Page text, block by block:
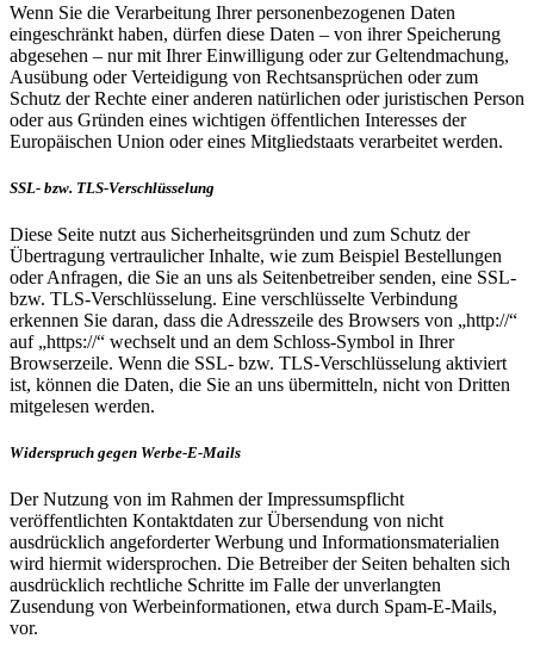
Wenn Sie die Verarbeitung Ihrer personenbezogenen Daten
eingeschränkt haben, dürfen diese Daten – von ihrer Speicherung
abgesehen – nur mit Ihrer Einwilligung oder zur Geltendmachung,
Ausübung oder Verteidigung von Rechtsansprüchen oder zum
Schutz der Rechte einer anderen natürlichen oder juristischen Person
oder aus Gründen eines wichtigen öffentlichen Interesses der
Europäischen Union oder eines Mitgliedstaats verarbeitet werden.
SSL- bzw. TLS-Verschlüsselung
Diese Seite nutzt aus Sicherheitsgründen und zum Schutz der
Übertragung vertraulicher Inhalte, wie zum Beispiel Bestellungen
oder Anfragen, die Sie an uns als Seitenbetreiber senden, eine SSL-
bzw. TLS-Verschlüsselung. Eine verschlüsselte Verbindung
erkennen Sie daran, dass die Adresszeile des Browsers von „http://“
auf „https://“ wechselt und an dem Schloss-Symbol in Ihrer
Browserzeile. Wenn die SSL- bzw. TLS-Verschlüsselung aktiviert
ist, können die Daten, die Sie an uns übermitteln, nicht von Dritten
mitgelesen werden.
Widerspruch gegen Werbe-E-Mails
Der Nutzung von im Rahmen der Impressumspflicht
veröffentlichten Kontaktdaten zur Übersendung von nicht
ausdrücklich angeforderter Werbung und Informationsmaterialien
wird hiermit widersprochen. Die Betreiber der Seiten behalten sich
ausdrücklich rechtliche Schritte im Falle der unverlangten
Zusendung von Werbeinformationen, etwa durch Spam-E-Mails,
vor.